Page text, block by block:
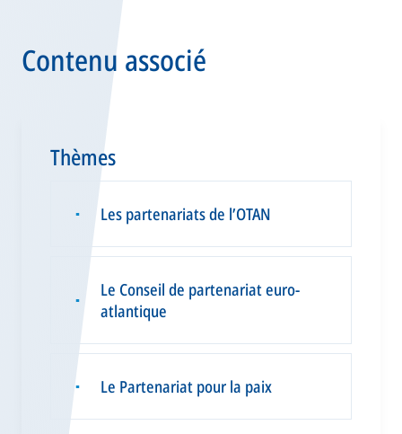
Contenu associé
Thèmes
▪ Les partenariats de l’OTAN
▪
Le Conseil de partenariat euro-
atlantique
▪ Le Partenariat pour la paix